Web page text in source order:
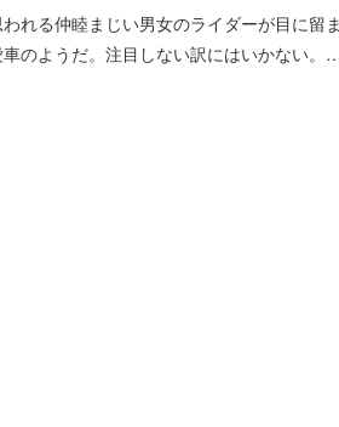
れる仲睦まじい男女のライダーが目に留
のようだ。注目しない訳にはいかない。